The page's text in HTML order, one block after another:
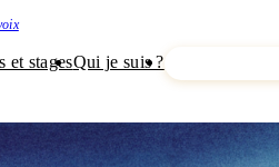
et stagesQui je suis ?